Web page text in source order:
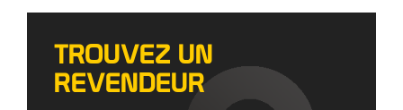
TROUVEZ UN
REVENDEUR